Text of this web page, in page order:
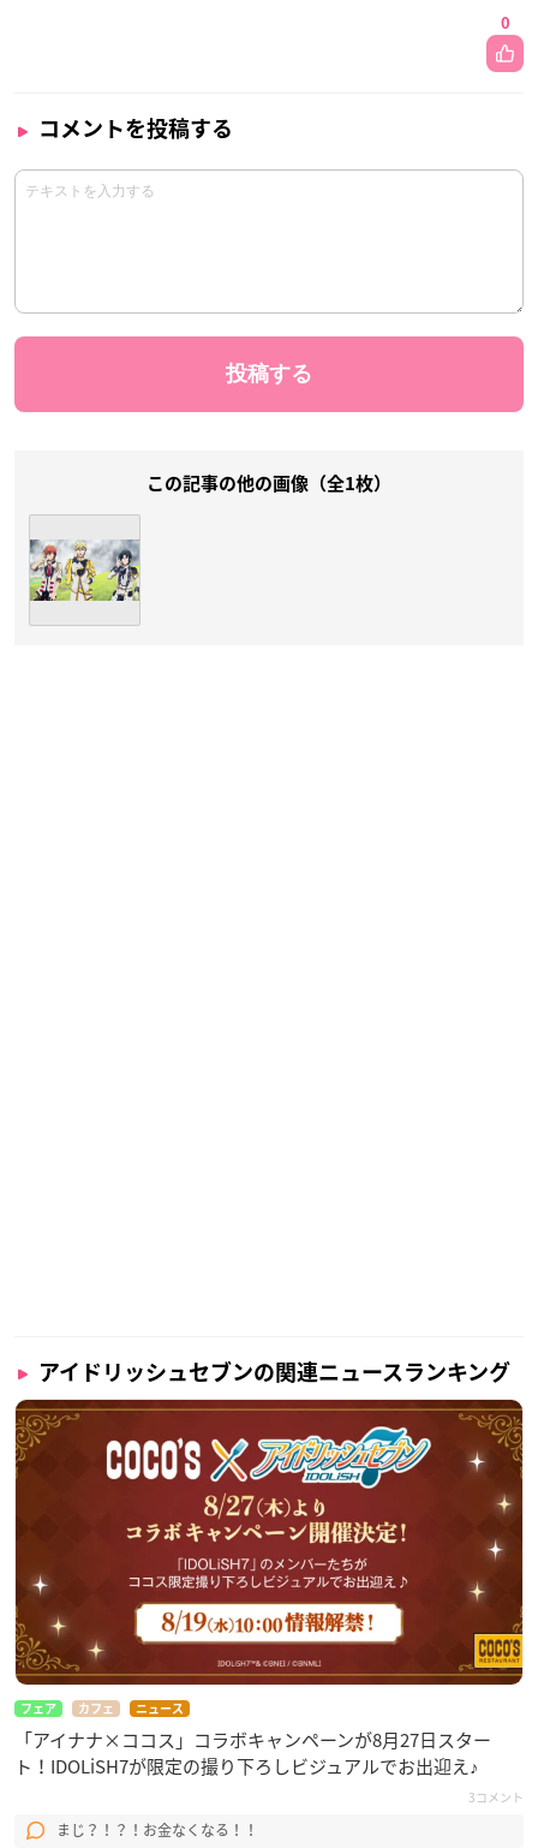
0
コメントを投稿する
この記事の他の画像（全1枚）
アイドリッシュセブンの関連ニュースランキング
フェア カフェ ニュース
「アイナナ×ココス」コラボキャンペーンが8月27日スター
ト！IDOLiSH7が限定の撮り下ろしビジュアルでお出迎え♪
3コメント
まじ？！？！お金なくなる！！